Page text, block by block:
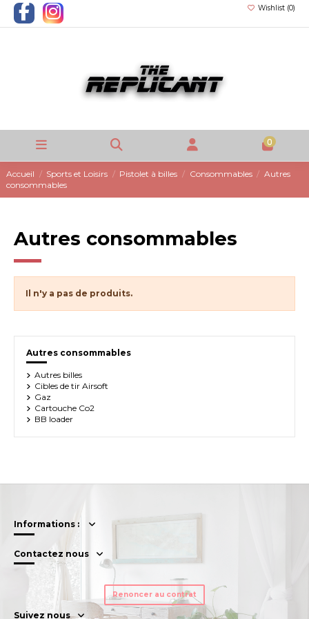
Wishlist (0)
0
Accueil Sports et Loisirs Pistolet à billes Consommables
Autres
consommables
Autres consommables
Il n'y a pas de produits.
Autres consommables
Autres billes
Cibles de tir Airsoft
Gaz
Cartouche Co2
BB loader
Informations :
Contactez nous
Renoncer au contrat
Suivez nous